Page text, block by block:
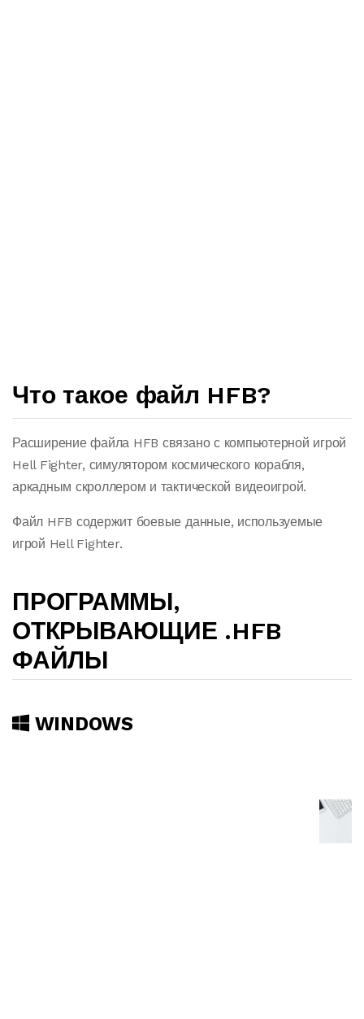
Что такое файл HFB?
Расширение файла HFB связано с компьютерной игрой
Hell Fighter, симулятором космического корабля,
аркадным скроллером и тактической видеоигрой.
Файл HFB содержит боевые данные, используемые
игрой Hell Fighter.
ПРОГРАММЫ,
ОТКРЫВАЮЩИЕ .HFB
ФАЙЛЫ
WINDOWS